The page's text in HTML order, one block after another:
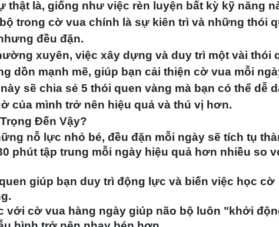
thật là, giống như việc rèn luyện bất kỳ kỹ năng
trong cờ vua chính là sự kiên trì và những thói
đều đặn.
xuyên, việc xây dựng và duy trì một vài thói
dồn mạnh mẽ, giúp bạn cải thiện cờ vua mỗi
sẽ chia sẻ 5 thói quen vàng mà bạn có thể dễ
của mình trở nên hiệu quả và thú vị hơn.
Đến Vậy?
nỗ lực nhỏ bé, đều đặn mỗi ngày sẽ tích tụ
phút tập trung mỗi ngày hiệu quả hơn nhiều so
giúp bạn duy trì động lực và biến việc học cờ
với cờ vua hàng ngày giúp não bộ luôn "khởi